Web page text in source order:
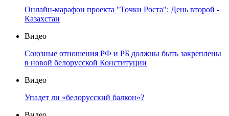
Онлайн-марафон проекта "Точки Роста": День второй -
Казахстан
Видео
Союзные отношения РФ и РБ должны быть закреплены
в новой белорусской Конституции
Видео
Упадет ли «белорусский балкон»?